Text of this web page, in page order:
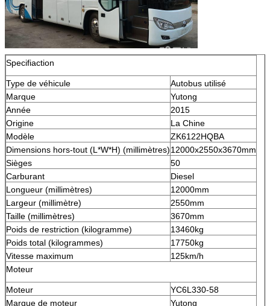
Specifiaction
Type de véhicule
Autobus utilisé
Marque
Yutong
Année
2015
Origine
La Chine
Modèle
ZK6122HQBA
Dimensions hors-tout (L*W*H) (millimètres)12000x2550x3670mm
Sièges
50
Carburant
Diesel
Longueur (millimètres)
12000mm
Largeur (millimètre)
2550mm
Taille (millimètres)
3670mm
Poids de restriction (kilogramme)
13460kg
Poids total (kilogrammes)
17750kg
Vitesse maximum
125km/h
Moteur
Moteur
YC6L330-58
Marque de moteur
Yutong